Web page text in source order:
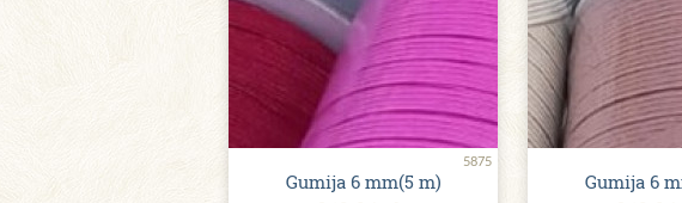
5875
Gumija 6 mm(5 m)
Gumija 6